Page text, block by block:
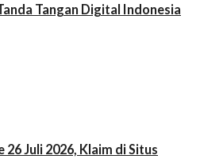
Tangan Digital Indonesia
26 Juli 2026, Klaim di Situs